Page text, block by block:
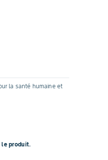
la santé humaine et
le produit.